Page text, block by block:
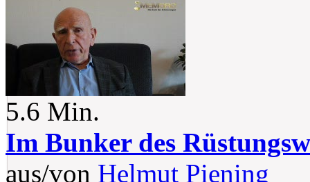
5.6 Min.
Im Bunker des
aus/von Helmut Piening